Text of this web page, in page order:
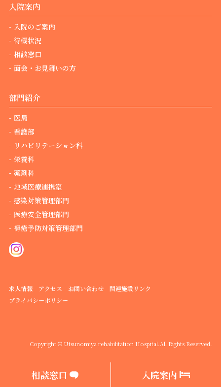
相談窓口 入院案内
入院案内
入院のご案内
待機状況
相談窓口
面会・お見舞いの方
部門紹介
医局
看護部
リハビリテーション科
栄養科
薬剤科
地域医療連携室
感染対策管理部門
医療安全管理部門
褥瘡予防対策管理部門
求人情報 アクセス お問い合わせ
関連施設リンク
プライバシーポリシー
Copyright © Utsunomiya rehabilitation Hospital.All Rights Reserved.